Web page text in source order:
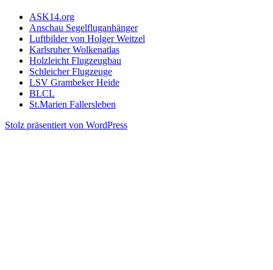
ASK14.org
Anschau Segelfluganhänger
Luftbilder von Holger Weitzel
Karlsruher Wolkenatlas
Holzleicht Flugzeugbau
Schleicher Flugzeuge
LSV Grambeker Heide
BLCL
St.Marien Fallersleben
Stolz präsentiert von WordPress